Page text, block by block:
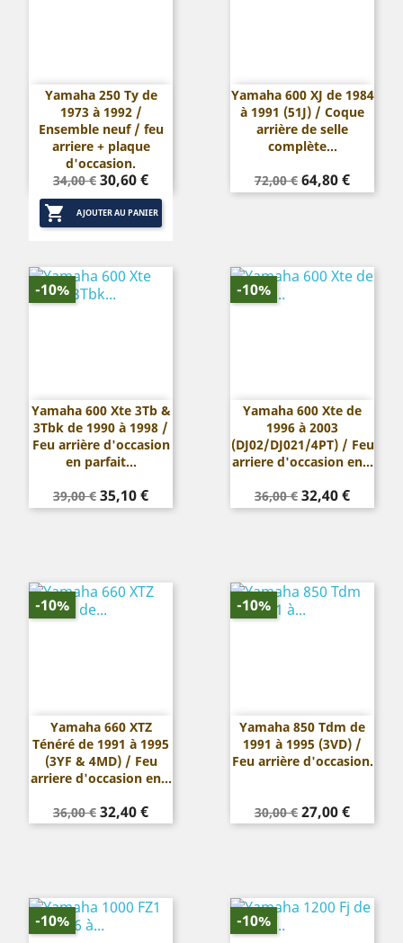
Yamaha 250 Ty de
1973 à 1992 /
Ensemble neuf / feu
arriere + plaque
d'occasion.
Prix
de
base
34,00 € Prix
30,60 €
 AJOUTER AU PANIER
Yamaha 600 XJ de 1984
à 1991 (51J) / Coque
arrière de selle
complète...
Prix
de
72,00 € Prix
64,80 €
Yamaha 600 Xte 3Tb &
3Tbk de 1990 à 1998 /
Feu arrière d'occasion
en parfait...
Prix
de
39,00 € Prix
35,10 €
-10%
Yamaha 600 Xte de
1996 à 2003
(DJ02/DJ021/4PT) / Feu
arriere d'occasion en...
Prix
de
36,00 € Prix
32,40 €
-10%
Yamaha 660 XTZ
Ténéré de 1991 à 1995
(3YF & 4MD) / Feu
arriere d'occasion en...
Prix
de
36,00 € Prix
32,40 €
-10%
Yamaha 850 Tdm de
1991 à 1995 (3VD) /
Feu arrière d'occasion.
Prix
de
30,00 € Prix
27,00 €
-10%
-10% -10%